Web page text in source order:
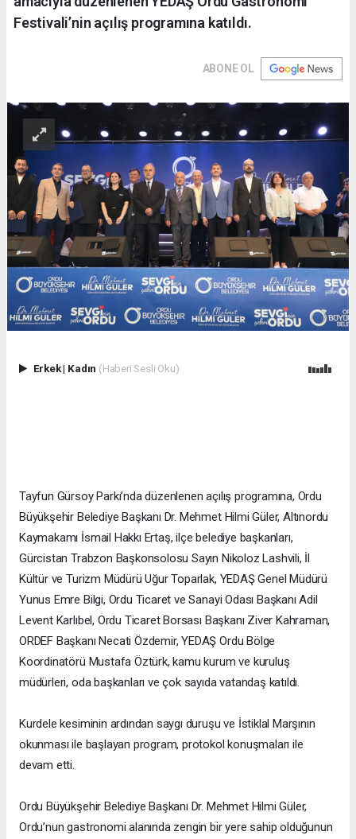
Festivali’nin açılış programına katıldı.
ABONE OL
Erkek| Kadın (Haberi Sesli Oku)
Tayfun Gürsoy Parkı’nda düzenlenen açılış programına, Ordu
Büyükşehir Belediye Başkanı Dr. Mehmet Hilmi Güler, Altınordu
Kaymakamı İsmail Hakkı Ertaş, ilçe belediye başkanları,
Gürcistan Trabzon Başkonsolosu Sayın Nikoloz Lashvili, İl
Kültür ve Turizm Müdürü Uğur Toparlak, YEDAŞ Genel Müdürü
Yunus Emre Bilgi, Ordu Ticaret ve Sanayi Odası Başkanı Adil
Levent Karlıbel, Ordu Ticaret Borsası Başkanı Ziver Kahraman,
ORDEF Başkanı Necati Özdemir, YEDAŞ Ordu Bölge
Koordinatörü Mustafa Öztürk, kamu kurum ve kuruluş
müdürleri, oda başkanları ve çok sayıda vatandaş katıldı.
Kurdele kesiminin ardından saygı duruşu ve İstiklal Marşının
okunması ile başlayan program, protokol konuşmaları ile
devam etti.
Ordu Büyükşehir Belediye Başkanı Dr. Mehmet Hilmi Güler,
Ordu’nun gastronomi alanında zengin bir yere sahip olduğunun